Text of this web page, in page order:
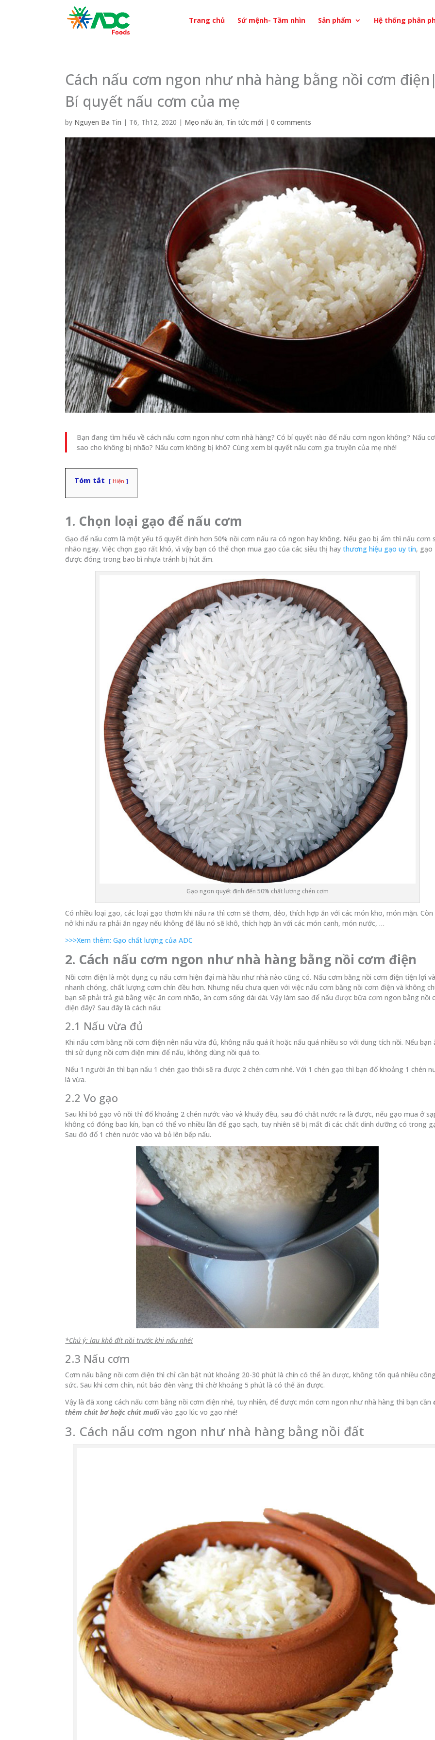
Trang chủ Sứ mệnh- Tầm nhìn Sản phẩm Hệ thống phân
Cách nấu cơm ngon như nhà hàng bằng nồi cơm điện|
Bí quyết nấu cơm của mẹ
by Nguyen Ba Tin | T6, Th12, 2020 | Mẹo nấu ăn, Tin tức mới |0 comments
Bạn đang tìm hiểu về cách nấu cơm ngon như cơm nhà hàng? Có bí quyết nào để nấu cơm ngon không? Nấu
sao cho không bị nhão? Nấu cơm không bị khô? Cùng xem bí quyết nấu cơm gia truyền của mẹ nhé!
Tóm tắt Hiện
1. Chọn loại gạo để nấu cơm
Gạo để nấu cơm là một yếu tố quyết định hơn 50% nồi cơm nấu ra có ngon hay không. Nếu gạo bị ẩm thì nấu cơm
nhão ngay. Việc chọn gạo rất khó, vì vậy bạn có thể chọn mua gạo của các siêu thị haythương hiệu gạo uy tín, gạo
được đóng trong bao bì nhựa tránh bị hút ẩm.
Gạo ngon quyết định đến 50% chất lượng chén cơm
Có nhiều loại gạo, các loại gạo thơm khi nấu ra thì cơm sẽ thơm, dẻo, thích hợp ăn với các món kho, món mặn. Còn
nở khi nấu ra phải ăn ngay nếu không để lâu nó sẽ khô, thích hợp ăn với các món canh, món nước, …
>>>Xem thêm: Gạo chất lượng của ADC
2. Cách nấu cơm ngon như nhà hàng bằng nồi cơm điện
Nồi cơm điện là một dụng cụ nấu cơm hiện đại mà hầu như nhà nào cũng có. Nấu cơm bằng nồi cơm điện tiện lợi và
nhanh chóng, chất lượng cơm chín đều hơn. Nhưng nếu chưa quen với việc nấu cơm bằng nồi cơm điện và không
bạn sẽ phải trả giá bằng việc ăn cơm nhão, ăn cơm sống dài dài. Vậy làm sao để nấu được bữa cơm ngon bằng nồi
điện đây? Sau đây là cách nấu:
2.1 Nấu vừa đủ
Khi nấu cơm bằng nồi cơm điện nên nấu vừa đủ, không nấu quá ít hoặc nấu quá nhiều so với dung tích nồi. Nếu bạn
thì sử dụng nồi cơm điện mini để nấu, không dùng nồi quá to.
Nếu 1 người ăn thì bạn nấu 1 chén gạo thôi sẽ ra được 2 chén cơm nhé. Với 1 chén gạo thì bạn đổ khoảng 1 chén
là vừa.
2.2 Vo gạo
Sau khi bỏ gạo vô nồi thì đổ khoảng 2 chén nước vào và khuấy đều, sau đó chắt nước ra là được, nếu gạo mua ở
không có đóng bao kín, bạn có thể vo nhiều lần để gạo sạch, tuy nhiên sẽ bị mất đi các chất dinh dưỡng có trong
Sau đó đổ 1 chén nước vào và bỏ lên bếp nấu.
*Chú ý: lau khô đít nồi trước khi nấu nhé!
2.3 Nấu cơm
Cơm nấu bằng nồi cơm điện thì chỉ cần bật nút khoảng 20-30 phút là chín có thể ăn được, không tốn quá nhiều
sức. Sau khi cơm chín, nút báo đèn vàng thì chờ khoảng 5 phút là có thể ăn được.
Vậy là đã xong cách nấu cơm bằng nồi cơm điện nhé, tuy nhiên, để được món cơm ngon như nhà hàng thì bạn cần
thêm chút bơ hoặc chút muối vào gạo lúc vo gạo nhé!
3. Cách nấu cơm ngon như nhà hàng bằng nồi đất